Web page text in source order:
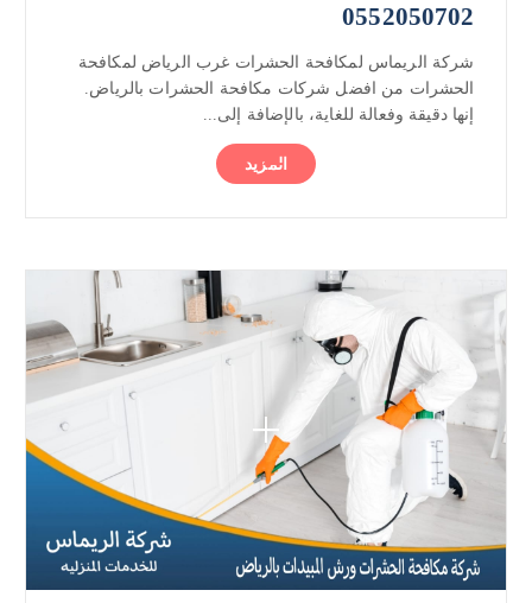
0552050702
شركة الريماس لمكافحة الحشرات غرب الرياض لمكافحة
الحشرات من افضل شركات مكافحة الحشرات بالرياض.
إنها دقيقة وفعالة للغاية، بالإضافة إلى...
المزيد